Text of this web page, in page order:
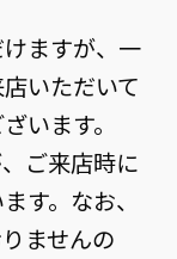
ますが、一
いただいて
います。
ご来店時に
す。なお、
ませんの